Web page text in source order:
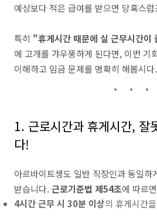
예상보다 적은 급여를 받으면 당혹스럽
특히 "휴게시간 때문에 실 근무시간이
에 고개를 갸우뚱하게 된다면, 이번 기
이해하고 임금 문제를 명확히 해봅시다.
1. 근로시간과 휴게시간, 잘
다!
아르바이트생도 일반 직장인과 동일하
받습니다. 근로기준법 제54조에 따르
4시간 근무 시 30분 이상의 휴게시간